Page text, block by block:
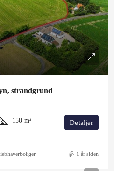
strandgrund
150 m² Detaljer
1 år siden